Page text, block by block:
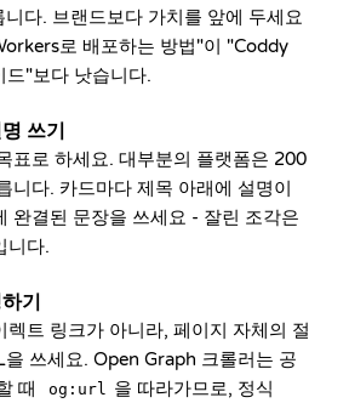
다. 브랜드보다 가치를 앞에 두세요
로 배포하는 방법"이 "Coddy
드"보다 낫습니다.
쓰기
표로 하세요. 대부분의 플랫폼은 200
니다. 카드마다 제목 아래에 설명이
완결된 문장을 쓰세요 - 잘린 조각은
니다.
기
렉트 링크가 아니라, 페이지 자체의 절
쓰세요. Open Graph 크롤러는 공
때
og:url 을 따라가므로, 정식